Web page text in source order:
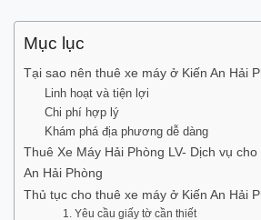
Mục lục
Tại sao nên thuê xe máy ở Kiến An Hải
Linh hoạt và tiện lợi
Chi phí hợp lý
Khám phá địa phương dễ dàng
Thuê Xe Máy Hải Phòng LV- Dịch vụ
An Hải Phòng
Thủ tục cho thuê xe máy ở Kiến An Hải
1. Yêu cầu giấy tờ cần thiết